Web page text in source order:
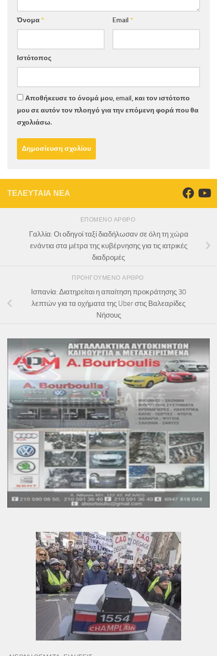
Όνομα* Email *
Ιστότοπος
Αποθήκευσε το όνομά μου, email, και τον ιστότοπο
μου σε αυτόν τον πλοηγό για την επόμενη φορά που θα
σχολιάσω.
ΤΕΛΕΥΤΑΙΑ ΝΕΑ
ΕΠΌΜΕΝΟ ΆΡΘΡΟ
Γαλλία: Οι οδηγοί ταξί διαδήλωσαν σε όλη τη χώρα
ενάντια στα μέτρα της κυβέρνησης για τις ιατρικές
διαδρομές
ΠΡΟΗΓΟΎΜΕΝΟ ΆΡΘΡΟ
Ισπανία: Διατηρείται η απαίτηση προκράτησης 30
λεπτών για τα οχήματα της Uber στις Βαλεαρίδες
Νήσους